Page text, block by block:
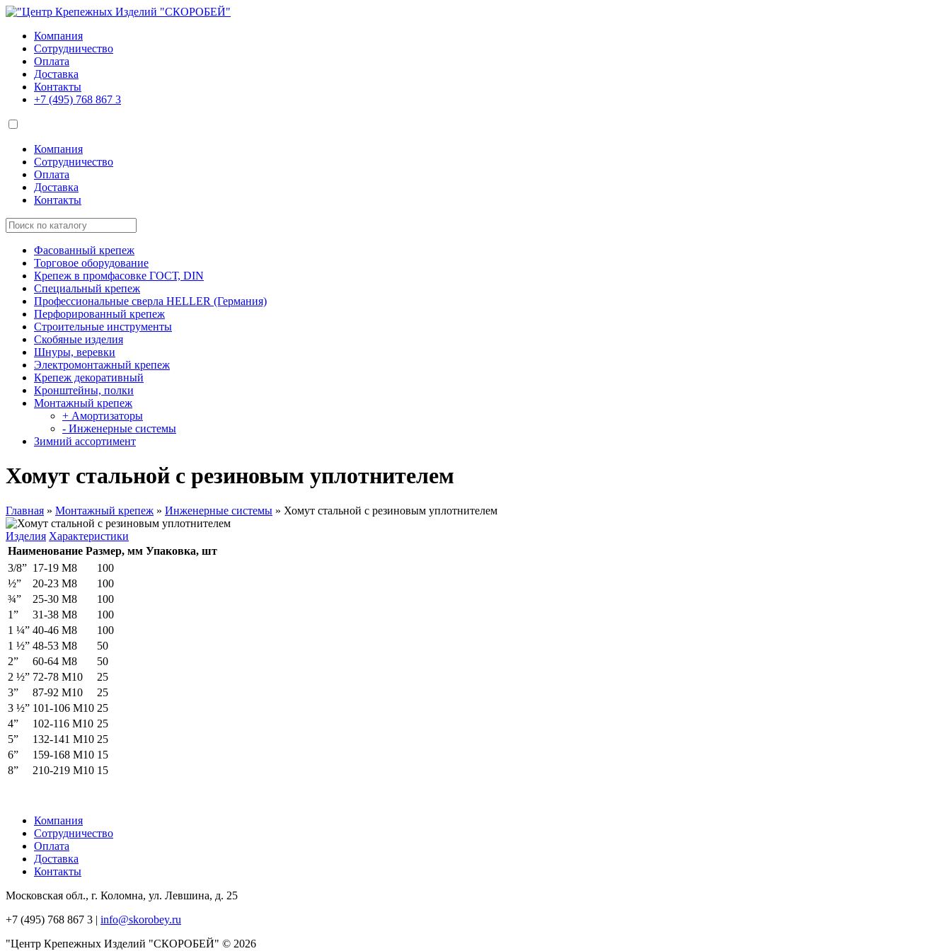
Компания
Сотрудничество
Оплата
Доставка
Контакты
+7 (495) 768 867 3
Компания
Сотрудничество
Оплата
Доставка
Контакты
Фасованный крепеж
Торговое оборудование
Крепеж в промфасовке ГОСТ, DIN
Специальный крепеж
Профессиональные сверла HELLER (Германия)
Перфорированный крепеж
Строительные инструменты
Скобяные изделия
Шнуры, веревки
Электромонтажный крепеж
Крепеж декоративный
Кронштейны, полки
Монтажный крепеж
+ Амортизаторы
- Инженерные системы
Зимний ассортимент
Хомут стальной с резиновым уплотнителем
Главная » Монтажный крепеж » Инженерные системы » Хомут стальной с резиновым уплотнителем
Изделия Характеристики
Наименование Размер, мм Упаковка, шт
3/8” 17-19 М8
100
½”
20-23 М8
100
¾”
25-30 М8
100
1”
31-38 М8
100
1 ¼” 40-46 М8
100
1 ½” 48-53 М8
50
2”
60-64 М8
50
2 ½” 72-78 М10
25
3”
87-92 М10
25
3 ½” 101-106 М10 25
4”
102-116 М10 25
5”
132-141 М10 25
6”
159-168 М10 15
8”
210-219 М10 15
Компания
Сотрудничество
Оплата
Доставка
Контакты
Московская обл., г. Коломна, ул. Левшина, д. 25
+7 (495) 768 867 3 | info@skorobey.ru
"Центр Крепежных Изделий "СКОРОБЕЙ" © 2026